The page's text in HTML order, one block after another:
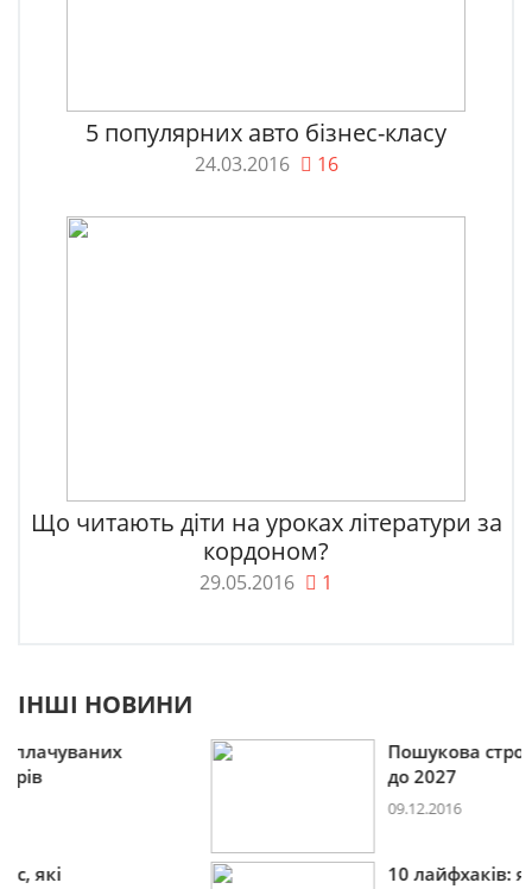
5 популярних авто бізнес-класу
24.03.2016 16
Що читають діти на уроках літератури за
кордоном?
29.05.2016 1
ІНШІ НОВИНИ
Пошукова строка зникне
10 лайфхаків: як легко